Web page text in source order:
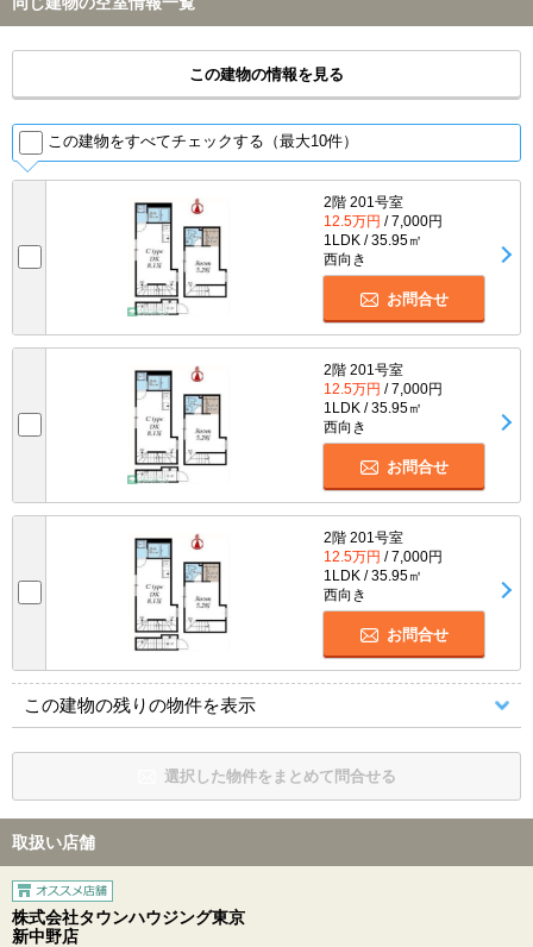
この建物の情報を見る
この建物をすべてチェックする（最大10件）
2階 201号室
12.5万円 / 7,000円
1LDK / 35.95㎡
西向き
お問合せ
2階 201号室
12.5万円 / 7,000円
1LDK / 35.95㎡
西向き
お問合せ
2階 201号室
12.5万円 / 7,000円
1LDK / 35.95㎡
西向き
お問合せ
この建物の残りの物件を表示
選択した物件をまとめて問合せる
取扱い店舗
株式会社タウンハウジング東京
新中野店